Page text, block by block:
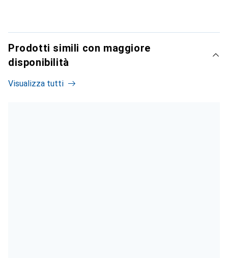
Prodotti simili con maggiore
disponibilità
Visualizza tutti